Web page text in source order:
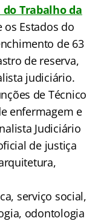
Trabalho da
os Estados do
de 63
de reserva,
judiciário.
de Técnico
enfermagem e
Judiciário
de justiça
serviço social,
odontologia